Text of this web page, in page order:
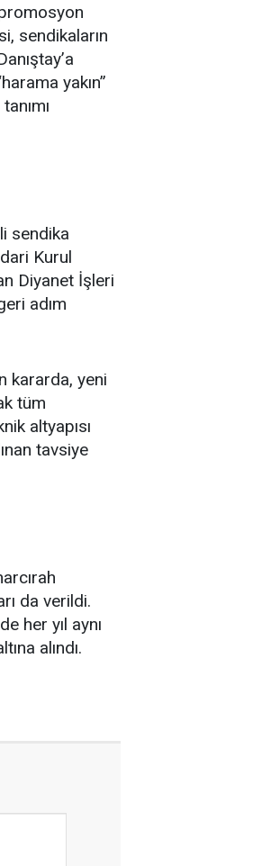
promosyon
sendikaların
yakın”
sendika
Kurul
Diyanet İşleri
adım
kararda, yeni
tüm
altyapısı
tavsiye
da verildi.
her yıl aynı
alındı.